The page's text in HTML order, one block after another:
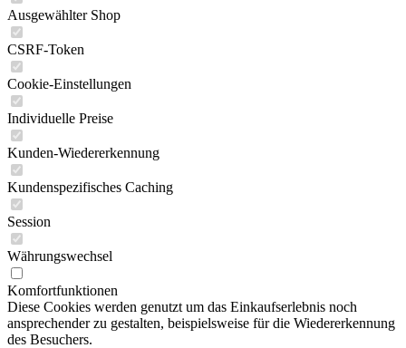
Ausgewählter Shop
CSRF-Token
Cookie-Einstellungen
Individuelle Preise
Kunden-Wiedererkennung
Kundenspezifisches Caching
Session
Währungswechsel
Komfortfunktionen
Diese Cookies werden genutzt um das Einkaufserlebnis noch
ansprechender zu gestalten, beispielsweise für die Wiedererkennung
des Besuchers.